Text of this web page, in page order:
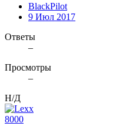
BlackPilot
9 Июл 2017
Ответы
–
Просмотры
–
Н/Д
8000